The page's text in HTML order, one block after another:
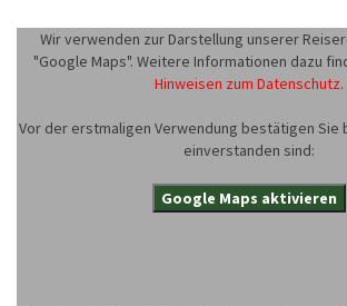
Wir verwenden zur Darstellung unserer
"Google Maps". Weitere Informationen dazu
Hinweisen zum Datenschutz.
Vor der erstmaligen Verwendung bestätigen
einverstanden sind:
Google Maps aktivieren